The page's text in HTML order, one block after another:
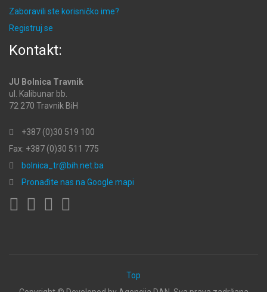
Zaboravili ste korisničko ime?
Registruj se
Kontakt:
JU Bolnica Travnik
ul. Kalibunar bb.
72 270 Travnik BiH
+387 (0)30 519 100
Fax: +387 (0)30 511 775
bolnica_tr@bih.net.ba
Pronađite nas na Google mapi
Top